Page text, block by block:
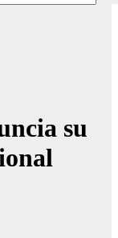
su